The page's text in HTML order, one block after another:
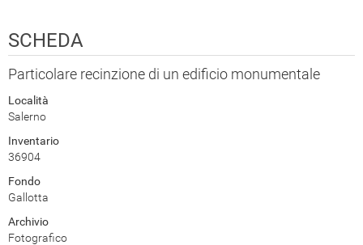
SCHEDA
Particolare recinzione di un edificio monumentale
Località
Salerno
Inventario
36904
Fondo
Gallotta
Archivio
Fotografico